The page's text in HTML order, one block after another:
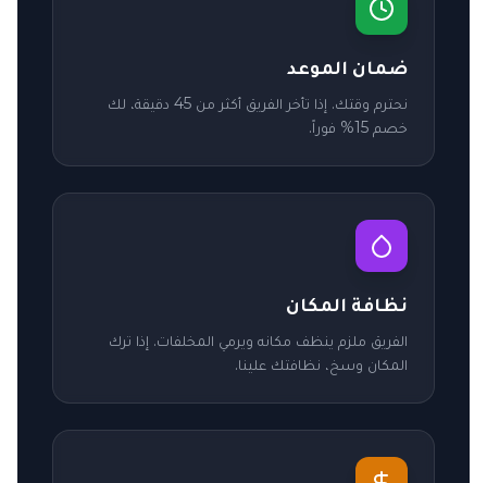
ضمان الموعد
نحترم وقتك. إذا تأخر الفريق أكثر من 45 دقيقة، لك
خصم 15% فوراً.
نظافة المكان
الفريق ملزم ينظف مكانه ويرمي المخلفات. إذا ترك
المكان وسخ، نظافتك علينا.